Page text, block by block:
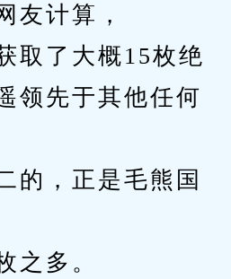
计算，
了大概15枚绝
领先于其他任何
，正是毛熊国
多。